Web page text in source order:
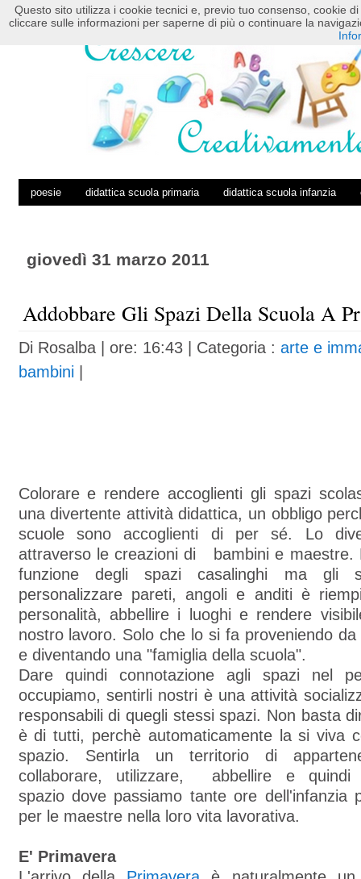
HOME POSTS RSS COMMENTS RSS
poesie didattica scuola primaria didattica scuola infanzia
giovedì 31 marzo 2011
Addobbare Gli Spazi Della Scuola A
Di Rosalba| ore: 16:43 | Categoria : arte e
bambini
Colorare e rendere accoglienti gli spazi
una divertente attività didattica, un obbligo
scuole sono accoglienti di per sé. Lo
attraverso le creazioni di bambini e maestre.
funzione degli spazi casalinghi ma gli
personalizzare pareti, angoli e anditi è
personalità, abbellire i luoghi e rendere
nostro lavoro. Solo che lo si fa proveniendo
e diventando una "famiglia della scuola".
Dare quindi connotazione agli spazi nel
occupiamo, sentirli nostri è una attività
responsabili di quegli stessi spazi. Non basta
è di tutti, perchè automaticamente la si viva
spazio. Sentirla un territorio di
collaborare, utilizzare, abbellire e quindi
spazio dove passiamo tante ore dell'infanzia
per le maestre nella loro vita lavorativa.
E' Primavera
Questo sito utilizza i cookie tecnici e, previo tuo consenso, cookie
cliccare sulle informazioni per saperne di più o continuare la